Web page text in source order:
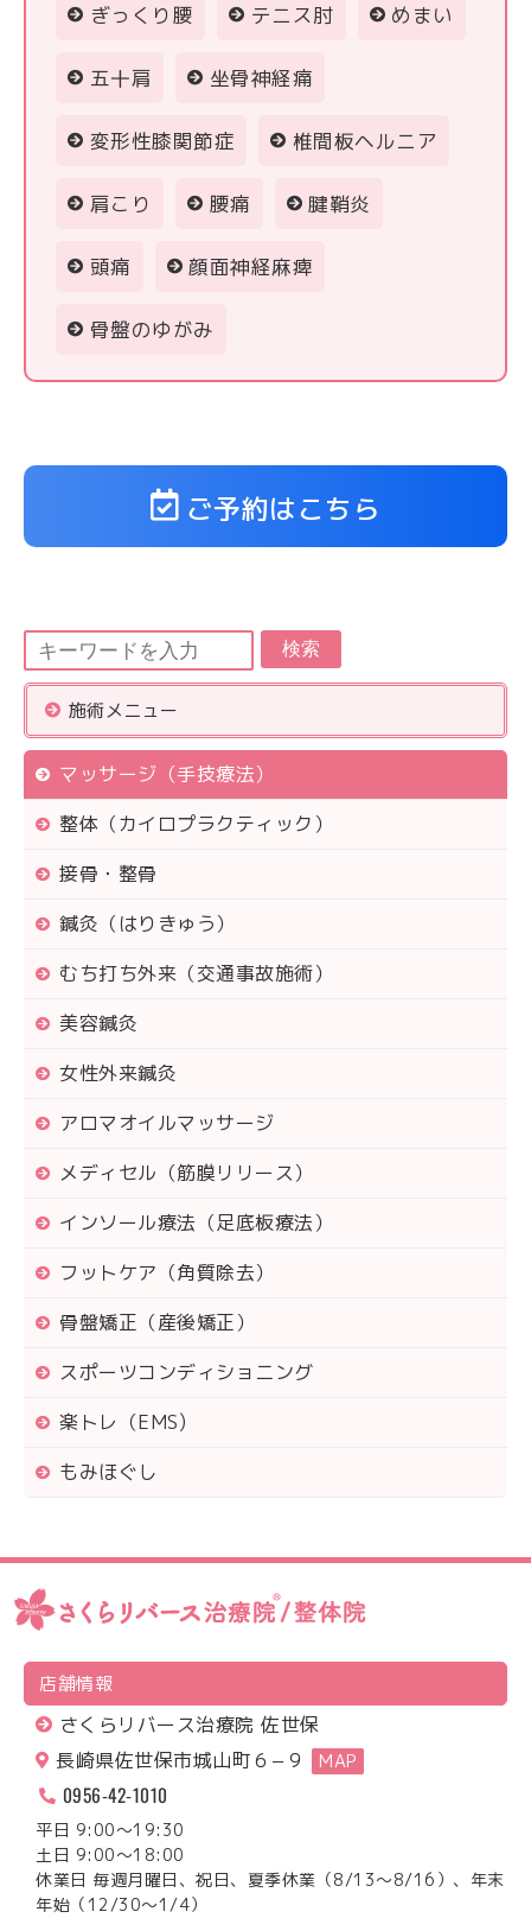
ぎっくり腰 テニス肘 めまい
五十肩 坐骨神経痛
変形性膝関節症 椎間板ヘルニア
肩こり 腰痛 腱鞘炎
頭痛 顔面神経麻痺
骨盤のゆがみ
ご予約はこちら
検索
施術メニュー
マッサージ（手技療法）
整体（カイロプラクティック）
接骨・整骨
鍼灸（はりきゅう）
むち打ち外来（交通事故施術）
美容鍼灸
女性外来鍼灸
アロマオイルマッサージ
メディセル（筋膜リリース）
インソール療法（足底板療法）
フットケア（角質除去）
骨盤矯正（産後矯正）
スポーツコンディショニング
楽トレ（EMS)
もみほぐし
店舗情報
さくらリバース治療院 佐世保
長崎県佐世保市城山町６−９
MAP
0956-42-1010
平日 9:00～19:30
土日 9:00～18:00
休業日 毎週月曜日、祝日、夏季休業（8/13～8/16）、年末
年始（12/30～1/4）